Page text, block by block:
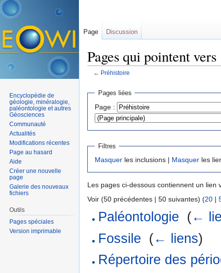
Pages qui pointent
← Préhistoire
Pages liées
Page :
Filtres
Masquer les inclusions | Masquer les
Les pages ci-dessous contiennent un lien
Voir (50 précédentes | 50 suivantes) (20 |
Paléontologie (←
Fossile (← liens)
Répertoire des
Page Discussion
Encyclopédie de
géologie, minéralogie,
paléontologie et autres
Géosciences
Communauté
Actualités
Modifications récentes
Page au hasard
Aide
Créer une nouvelle
page
Galerie des nouveaux
fichiers
Outils
Pages spéciales
Version imprimable